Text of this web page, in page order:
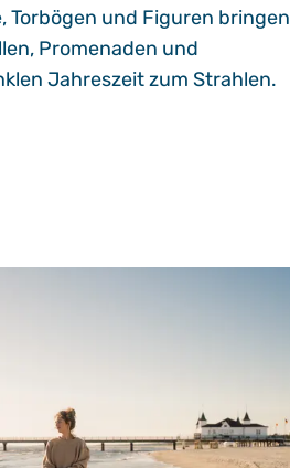
Torbögen und Figuren bringen
Promenaden und
Jahreszeit zum Strahlen.